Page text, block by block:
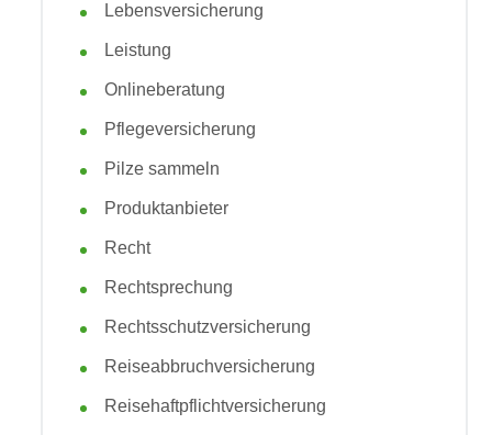
Lebensversicherung
Leistung
Onlineberatung
Pflegeversicherung
Pilze sammeln
Produktanbieter
Recht
Rechtsprechung
Rechtsschutzversicherung
Reiseabbruchversicherung
Reisehaftpflichtversicherung